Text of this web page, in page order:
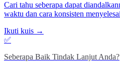
Cari tahu seberapa dapat
waktu dan cara konsisten
Ikuti kuis →
✅
Seberapa Baik Tindak Lanjut Anda?